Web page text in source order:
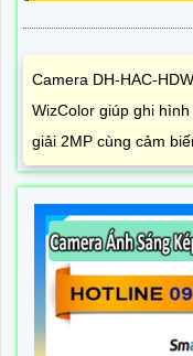
Camera DH-HAC-
WizColor giúp ghi
giải 2MP cùng cảm